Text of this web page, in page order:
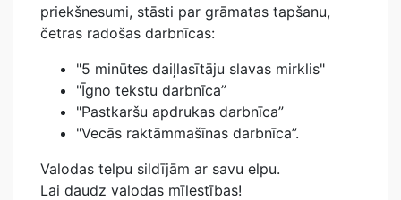
priekšnesumi, stāsti par grāmatas tapšanu,
četras radošas darbnīcas:
"5 minūtes daiļlasītāju slavas mirklis"
"Īgno tekstu darbnīca”
"Pastkaršu apdrukas darbnīca”
"Vecās raktāmmašīnas darbnīca”.
Valodas telpu sildījām ar savu elpu.
Lai daudz valodas mīlestības!